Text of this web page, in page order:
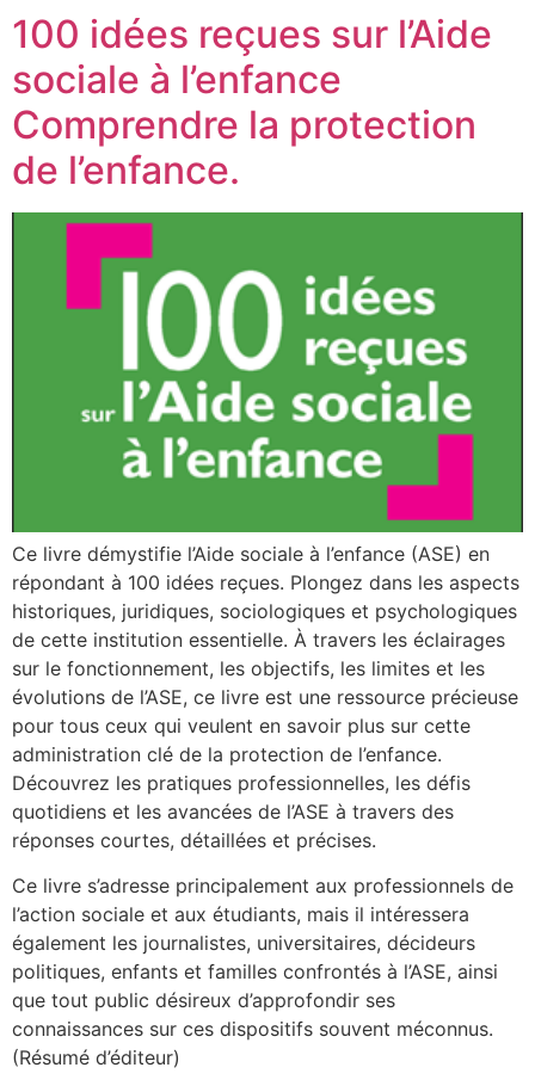
100 idées reçues sur l’Aide
sociale à l’enfance
Comprendre la protection
de l’enfance.
Ce livre démystifie l’Aide sociale à l’enfance (ASE) en
répondant à 100 idées reçues. Plongez dans les aspects
historiques, juridiques, sociologiques et psychologiques
de cette institution essentielle. À travers les éclairages
sur le fonctionnement, les objectifs, les limites et les
évolutions de l’ASE, ce livre est une ressource précieuse
pour tous ceux qui veulent en savoir plus sur cette
administration clé de la protection de l’enfance.
Découvrez les pratiques professionnelles, les défis
quotidiens et les avancées de l’ASE à travers des
réponses courtes, détaillées et précises.
Ce livre s’adresse principalement aux professionnels de
l’action sociale et aux étudiants, mais il intéressera
également les journalistes, universitaires, décideurs
politiques, enfants et familles confrontés à l’ASE, ainsi
que tout public désireux d’approfondir ses
connaissances sur ces dispositifs souvent méconnus.
(Résumé d’éditeur)